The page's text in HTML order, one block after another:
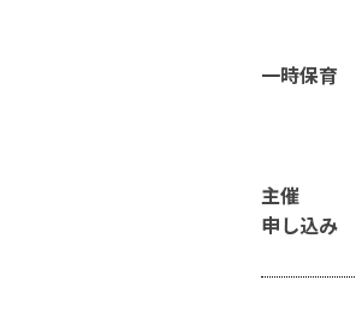
一時保育
主催
申し込み